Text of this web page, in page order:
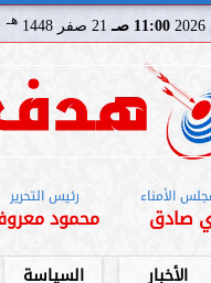
11:00 صـ 21 صفر 1448 هـ
الأمناء
صادق
رئيس التحرير
محمود
الأخبار السياسة